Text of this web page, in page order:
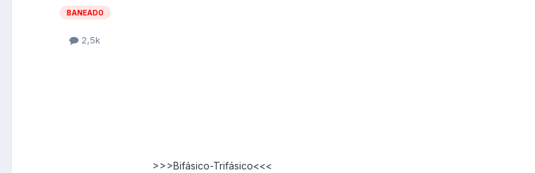
BANEADO
2,5k
>>>Bifásico-Trifásico<<<